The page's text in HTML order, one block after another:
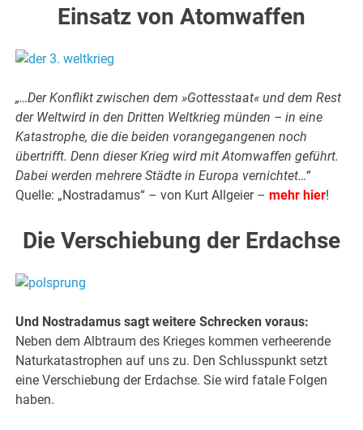
Einsatz von Atomwaffen
„…Der Konflikt zwischen dem »Gottesstaat« und dem Rest
der Weltwird in den Dritten Weltkrieg münden – in eine
Katastrophe, die die beiden vorangegangenen noch
übertrifft. Denn dieser Krieg wird mit Atomwaffen geführt.
Dabei werden mehrere Städte in Europa vernichtet…“
Quelle: „Nostradamus“ – von Kurt Allgeier –mehr hier!
Die Verschiebung der Erdachse
Und Nostradamus sagt weitere Schrecken voraus:
Neben dem Albtraum des Krieges kommen verheerende
Naturkatastrophen auf uns zu. Den Schlusspunkt setzt
eine Verschiebung der Erdachse. Sie wird fatale Folgen
haben.